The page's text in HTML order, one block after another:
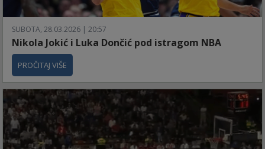
SUBOTA, 28.03.2026 | 20:57
Nikola Jokić i Luka Dončić pod istragom NBA
PROČITAJ VIŠE